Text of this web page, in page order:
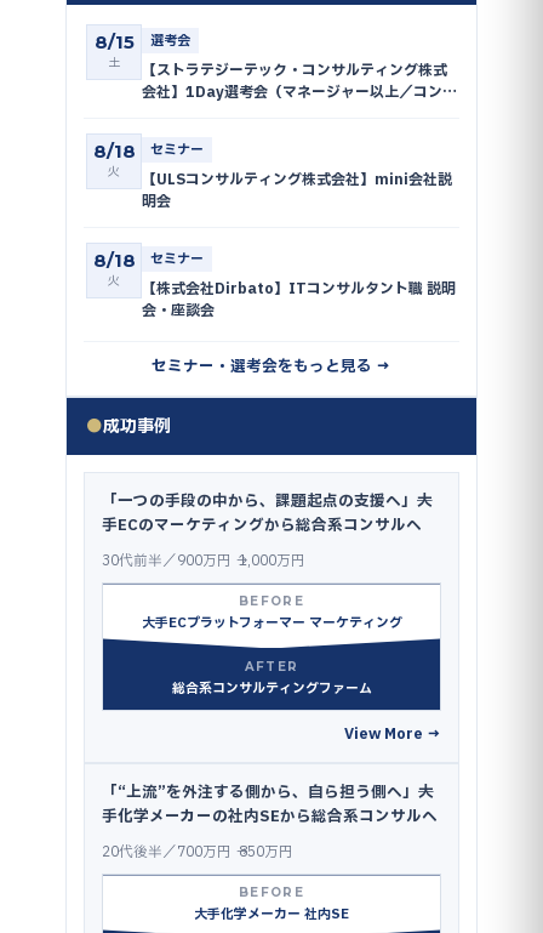
8/15
土
選考会
【ストラテジーテック・コンサルティング株式
会社】1Day選考会（マネージャー以上／コンサ
8/18
火
セミナー
【ULSコンサルティング株式会社】mini会社説
明会
8/18
火
セミナー
【株式会社Dirbato】ITコンサルタント職 説明
会・座談会
セミナー・選考会をもっと見る →
●成功事例
「一つの手段の中から、課題起点の支援へ」──大
手ECのマーケティングから総合系コンサルへ
30代前半／900万円 → 1,000万円
BEFORE
大手ECプラットフォーマー マーケティング
AFTER
総合系コンサルティングファーム
View More →
「“上流”を外注する側から、自ら担う側へ」──大
手化学メーカーの社内SEから総合系コンサルへ
20代後半／700万円 → 850万円
BEFORE
大手化学メーカー 社内SE